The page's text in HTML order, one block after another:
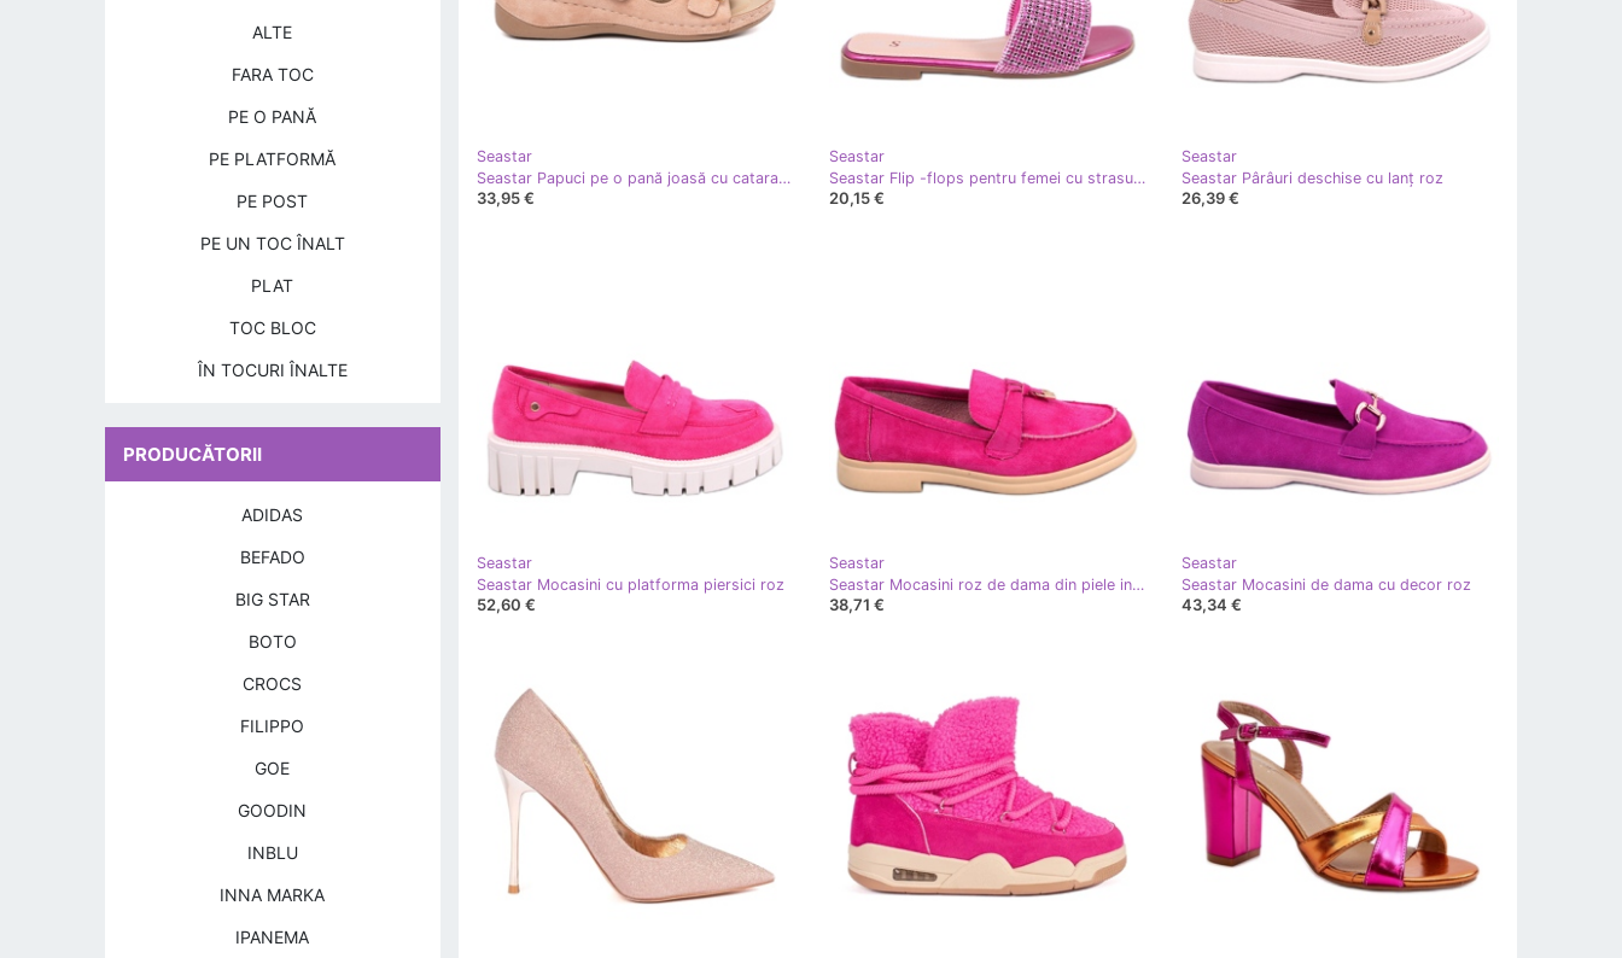
Seastar
Seastar Papuci pe o pană joasă cu catarame roz
33,95 €
Seastar
Seastar Flip -flops pentru femei cu strasuri roz
20,15 €
Seastar
Seastar Pârâuri deschise cu lanț roz
26,39 €
Seastar
Seastar Mocasini cu platforma piersici roz
52,60 €
Seastar
Seastar Mocasini roz de dama din piele intoarsa
38,71 €
Seastar
Seastar Mocasini de dama cu decor roz
43,34 €
ALTE
FARA TOC
PE O PANĂ
PE PLATFORMĂ
PE POST
PE UN TOC ÎNALT
PLAT
TOC BLOC
ÎN TOCURI ÎNALTE
PRODUCĂTORII
ADIDAS
BEFADO
BIG STAR
BOTO
CROCS
FILIPPO
GOE
GOODIN
INBLU
INNA MARKA
IPANEMA